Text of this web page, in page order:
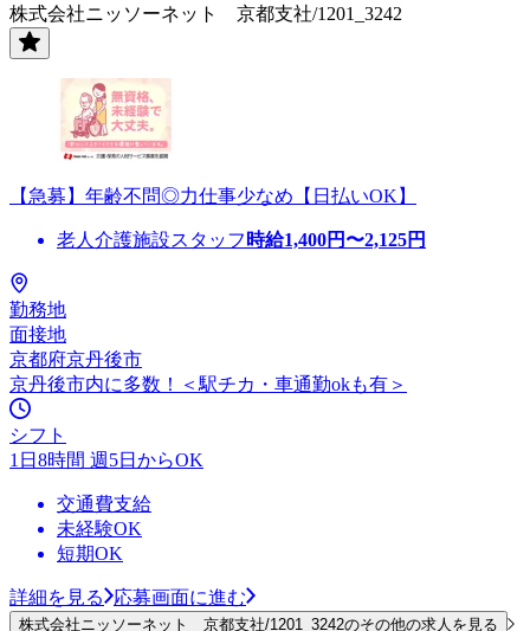
株式会社ニッソーネット 京都支社/1201_3242
【急募】年齢不問◎力仕事少なめ【日払いOK】
老人介護施設スタッフ 時給1,400円〜2,125円
勤務地
面接地
京都府京丹後市
京丹後市内に多数！＜駅チカ・車通勤okも有＞
シフト
1日8時間 週5日からOK
交通費支給
未経験OK
短期OK
詳細を見る 応募画面に進む
株式会社ニッソーネット 京都支社/1201_3242のその他の求人を見る